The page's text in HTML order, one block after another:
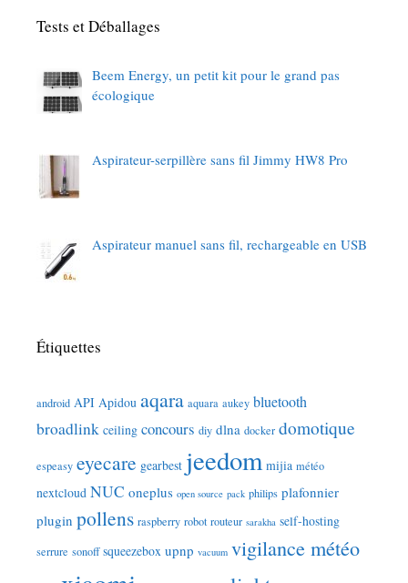
Tests et Déballages
Beem Energy, un petit kit pour le grand pas
écologique
Aspirateur-serpillère sans fil Jimmy HW8 Pro
Aspirateur manuel sans fil, rechargeable en USB
Étiquettes
android API Apidou aqara aquara aukey bluetooth
broadlink ceiling concours diy dlna docker domotique
espeasy eyecare gearbest jeedom mijia météo
nextcloud NUC oneplus open source pack philips plafonnier
plugin pollens raspberry robot routeur sarakha self-hosting
serrure sonoff squeezebox upnp vacuum vigilance météo